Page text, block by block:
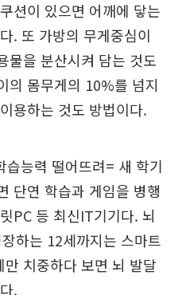
션이 있으면 어깨에 닿는
. 또 가방의 무게중심이
물을 분산시켜 담는 것도
의 몸무게의 10%를 넘지
용하는 것도 방법이다.
능력 떨어뜨려= 새 학기
단연 학습과 게임을 병행
PC 등 최신IT기기다. 뇌
하는 12세까지는 스마트
치중하다 보면 뇌 발달
.